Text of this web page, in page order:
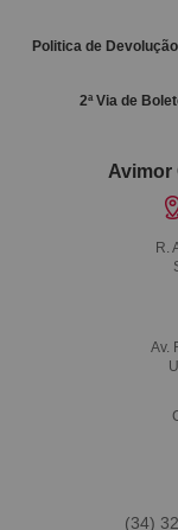
Politica de
2ª Via de
Avimor
R.
Av.
(34)